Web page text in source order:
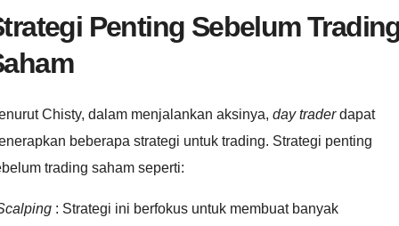
Penting Sebelum
Chisty, dalam menjalankan aksinya, day traderdapat
beberapa strategi untuk trading. Strategi penting
trading saham seperti:
: Strategi ini berfokus untuk membuat banyak